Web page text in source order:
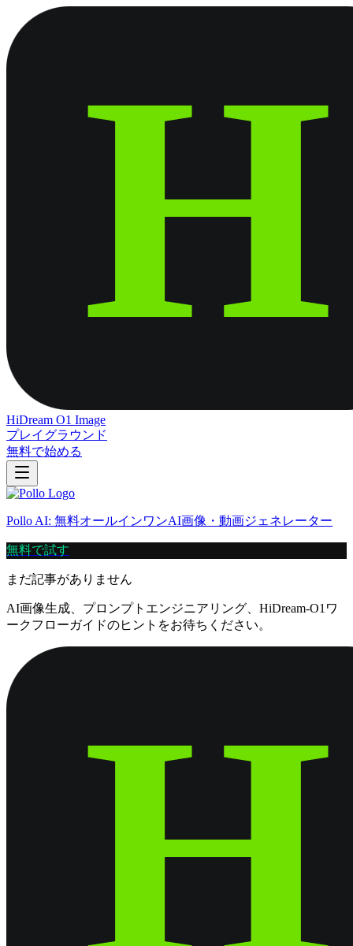
HiDream O1 Image
プレイグラウンド
無料で始める
Pollo AI: 無料オールインワンAI画像・動画ジェネレーター
無料で試す
まだ記事がありません
AI画像生成、プロンプトエンジニアリング、HiDream-O1ワ
ークフローガイドのヒントをお待ちください。